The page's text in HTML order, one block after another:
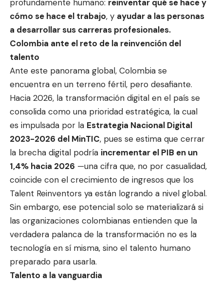
profundamente humano: reinventar qué se hace y
cómo se hace el trabajo, y ayudar a las personas
a desarrollar sus carreras profesionales.
Colombia ante el reto de la reinvención del
talento
Ante este panorama global, Colombia se
encuentra en un terreno fértil, pero desafiante.
Hacia 2026, la transformación digital en el país se
consolida como una prioridad estratégica, la cual
es impulsada por la Estrategia Nacional Digital
2023-2026 del MinTIC, pues se estima que cerrar
la brecha digital podría incrementar el PIB en un
1,4% hacia 2026 —una cifra que, no por casualidad,
coincide con el crecimiento de ingresos que los
Talent Reinventors ya están logrando a nivel global.
Sin embargo, ese potencial solo se materializará si
las organizaciones colombianas entienden que la
verdadera palanca de la transformación no es la
tecnología en sí misma, sino el talento humano
preparado para usarla.
Talento a la vanguardia